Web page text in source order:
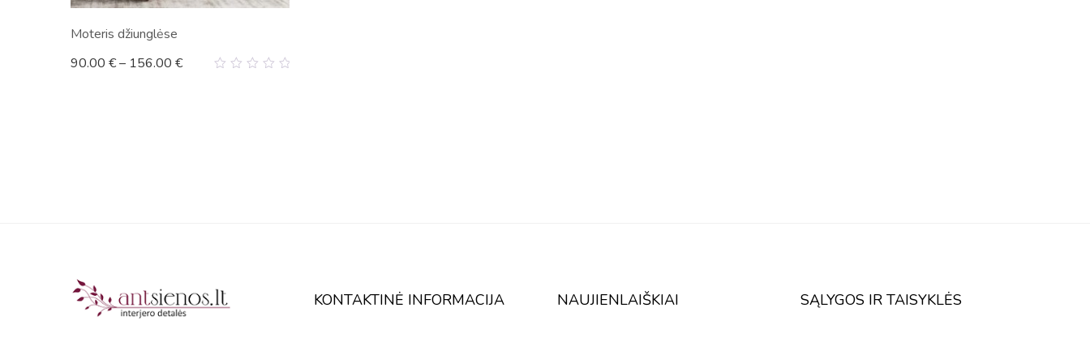
Moteris džiunglėse
90.00 €– 156.00 €
KONTAKTINĖ INFORMACIJA NAUJIENLAIŠKIAI SĄLYGOS IR TAISYKLĖS